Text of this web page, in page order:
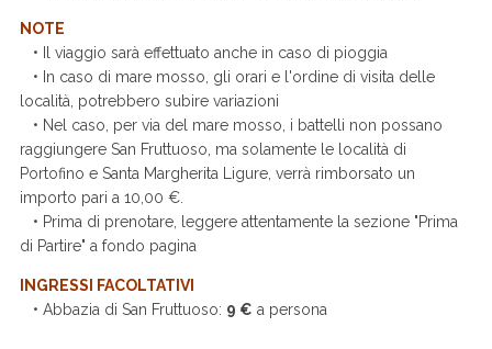
NOTE
• Il viaggio sarà effettuato anche in caso di pioggia
• In caso di mare mosso, gli orari e l'ordine di visita delle
località, potrebbero subire variazioni
• Nel caso, per via del mare mosso, i battelli non possano
raggiungere San Fruttuoso, ma solamente le località di
Portofino e Santa Margherita Ligure, verrà rimborsato un
importo pari a 10,00 €.
• Prima di prenotare, leggere attentamente la sezione "Prima
di Partire" a fondo pagina
INGRESSI FACOLTATIVI
• Abbazia di San Fruttuoso: 9 € a persona